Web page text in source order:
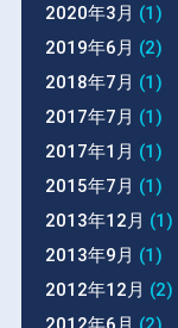
2020年3月 (1)
2019年6月 (2)
2018年7月 (1)
2017年7月 (1)
2017年1月 (1)
2015年7月 (1)
2013年12月 (1)
2013年9月 (1)
2012年12月 (2)